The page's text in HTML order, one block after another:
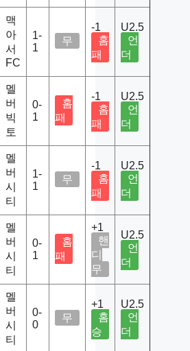
맥
아
서
FC
1-
1
무
-1
홈
패
U2.5
언
더
멜
버
빅
토
0-
1
홈
패
-1
홈
패
U2.5
언
더
멜
버
시
티
1-
1
무
-1
홈
패
U2.5
언
더
멜
버
시
티
0-
1
홈
패
+1
핸
디
무
U2.5
언
더
멜
버
시
티
0-
0
무
+1
홈
승
U2.5
언
더